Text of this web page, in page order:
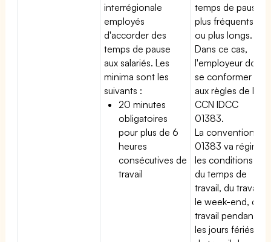
interrégionale
employés
d'accorder des
temps de pause
aux salariés. Les
minima sont les
suivants :
20 minutes
obligatoires
pour plus de 6
heures
consécutives de
travail
temps de pause
plus fréquents
ou plus longs.
Dans ce cas,
l'employeur doit
se conformer
aux règles de la
CCN IDCC
01383.
La convention
01383 va régir
les conditions
du temps de
travail, du travail
le week-end, du
travail pendant
les jours fériés,